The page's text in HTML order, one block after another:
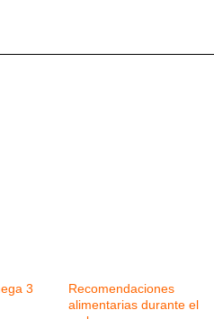
3
Recomendaciones
alimentarias durante el